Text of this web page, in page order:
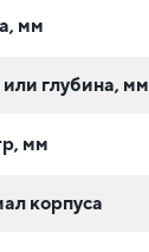
мм
глубина, мм
мм
корпуса